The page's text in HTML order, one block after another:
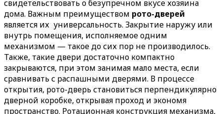
свидетельствовать о безупречном вкусе хозяина
дома. Важным преимуществом рото-дверей
является их универсальность. Закрытие наружу или
внутрь помещения, исполняемое одним
механизмом — такое до сих пор не производилось.
Также, такие двери достаточно компактно
закрываются, при этом занимая мало места, если
сравнивать с распашными дверями. В процессе
открытия, рото-дверь становиться перпендикулярно
дверной коробке, открывая проход и экономя
пространство. Ротационная конструкция механизма,